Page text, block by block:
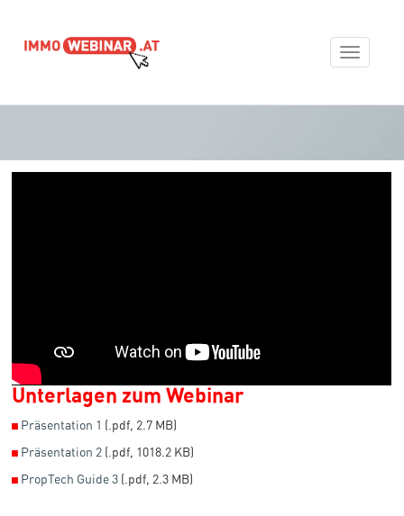
Unterlagen zum Webinar
◼ Präsentation 1 (.pdf, 2.7 MB)
◼ Präsentation 2 (.pdf, 1018.2 KB)
◼ PropTech Guide 3 (.pdf, 2.3 MB)